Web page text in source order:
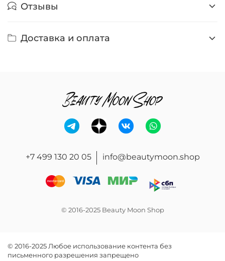
Отзывы
Доставка и оплата
+7 499 130 20 05 info@beautymoon.shop
© 2016-2025 Beauty Moon Shop
© 2016-2025 Любое использование контента без
письменного разрешения запрещено